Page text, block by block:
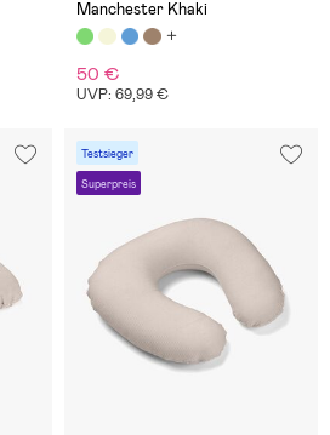
Manchester Khaki
50 €
UVP: 69,99 €
Testsieger
Superpreis